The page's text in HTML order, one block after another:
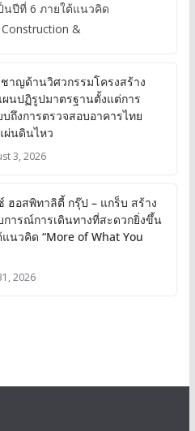
นปีที่ 6 ภายใต้แนวคิด
&
ชาญด้านวิศวกรรมโครงสร้าง
ผนปฏิรูปมาตรฐานตั้งแต่การ
ถึงการตรวจสอบอาคารไทย
ผ่นดินไหว
3, 2026
ฮอสพิทาลิตี้ กรุ๊ป – แกร็บ สร้าง
การณ์การเดินทางที่สะดวกยิ่งขึ้น
นวคิด “More of What You
2026